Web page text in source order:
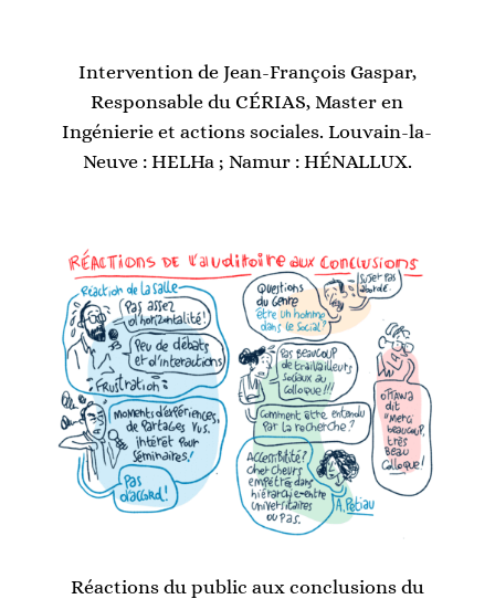
Intervention de Jean-François Gaspar,
Responsable du CÉRIAS, Master en
Ingénierie et actions sociales. Louvain-la-
Neuve : HELHa ; Namur : HÉNALLUX.
Réactions du public aux conclusions du